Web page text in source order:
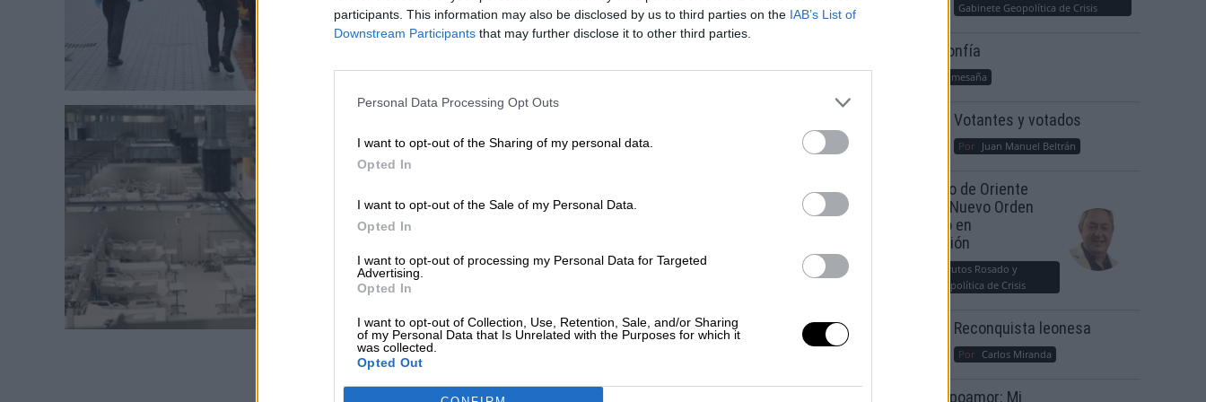
participants. This information may also be disclosed by us to third parties on the IAB’s List of
Downstream Participants that may further disclose it to other third parties.
Personal Data Processing Opt Outs
I want to opt-out of the Sharing of my personal data.
Opted In
I want to opt-out of the Sale of my Personal Data.
Opted In
I want to opt-out of processing my Personal Data for Targeted
Advertising.
Opted In
I want to opt-out of Collection, Use, Retention, Sale, and/or Sharing
of my Personal Data that Is Unrelated with the Purposes for which it
was collected.
Opted Out
Por
Más artículos de este autor
martes, 24 de marzo de 2020
forzoso de sus sanitarios al
Más artículos de este autor
Gabinete Geopolítica de Crisis
Suelta y confía
María Comesaña
Votantes y votados
Por Juan Manuel Beltrán
El Conflicto de Oriente
Medio: Un Nuevo Orden
Autoritario en
Construcción
Álvaro Frutos Rosado y
Gabinete Geopolítica de Crisis
Reconquista leonesa
Por Carlos Miranda
Clara Campoamor: Mi